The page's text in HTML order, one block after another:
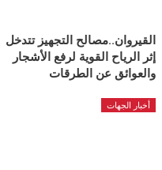
القيروان..مصالح التجهيز تتدخل
إثر الرياح القوية لرفع الأشجار
والعوائق عن الطرقات
أخبار الجهات